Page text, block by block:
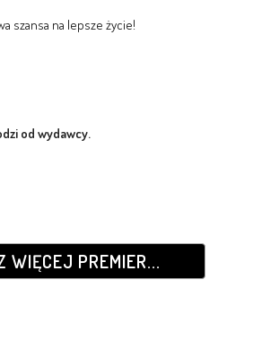
szansa na lepsze życie!
od wydawcy.
WIĘCEJ PREMIER...